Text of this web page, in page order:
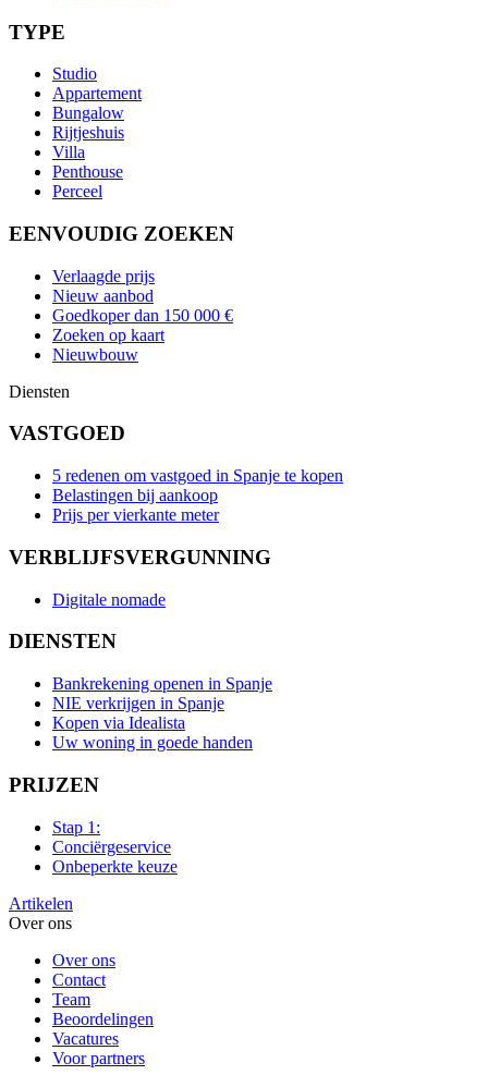
TYPE
Studio
Appartement
Bungalow
Rijtjeshuis
Villa
Penthouse
Perceel
EENVOUDIG ZOEKEN
Verlaagde prijs
Nieuw aanbod
Goedkoper dan 150 000 €
Zoeken op kaart
Nieuwbouw
Diensten
VASTGOED
5 redenen om vastgoed in Spanje te kopen
Belastingen bij aankoop
Prijs per vierkante meter
VERBLIJFSVERGUNNING
Digitale nomade
DIENSTEN
Bankrekening openen in Spanje
NIE verkrijgen in Spanje
Kopen via Idealista
Uw woning in goede handen
PRIJZEN
Stap 1:
Conciërgeservice
Onbeperkte keuze
Artikelen
Over ons
Over ons
Contact
Team
Beoordelingen
Vacatures
Voor partners